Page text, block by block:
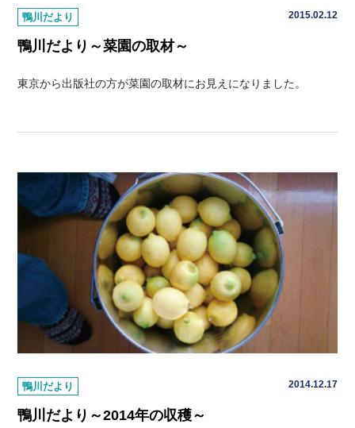
鴨川だより 2015.02.12
鴨川だより～菜園の取材～
東京から出版社の方が菜園の取材にお見えになりました。
鴨川だより 2014.12.17
鴨川だより～2014年の収穫～